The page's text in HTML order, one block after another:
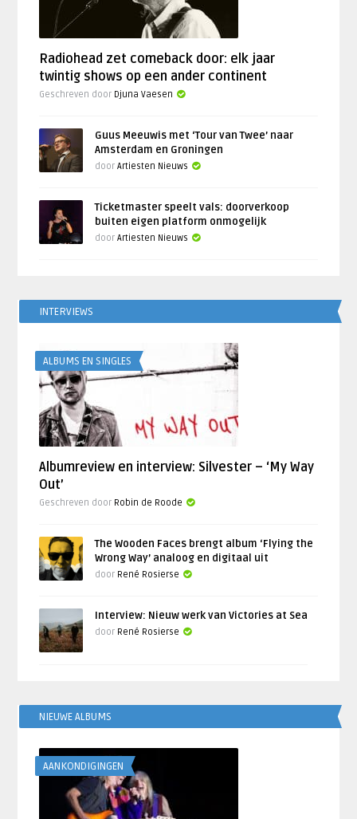
Radiohead zet comeback door: elk jaar
twintig shows op een ander continent
Geschreven door Djuna Vaesen
Guus Meeuwis met ‘Tour van Twee’ naar
Amsterdam en Groningen
doorArtiesten Nieuws
Ticketmaster speelt vals: doorverkoop
buiten eigen platform onmogelijk
doorArtiesten Nieuws
INTERVIEWS
ALBUMS EN SINGLES
Albumreview en interview: Silvester – ‘My Way
Out’
Geschreven door Robin de Roode
The Wooden Faces brengt album ‘Flying the
Wrong Way’ analoog en digitaal uit
door René Rosierse
Interview: Nieuw werk van Victories at Sea
door René Rosierse
NIEUWE ALBUMS
AANKONDIGINGEN